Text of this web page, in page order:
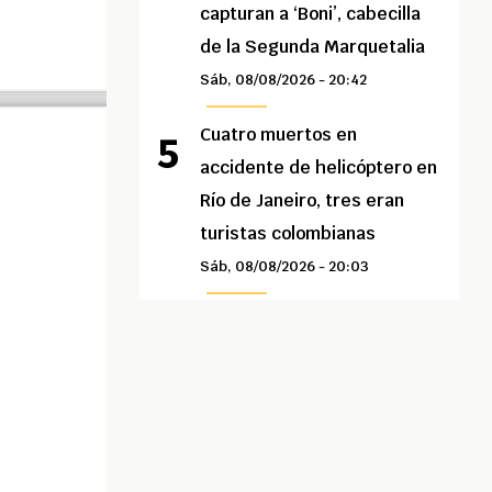
capturan a ‘Boni’, cabecilla
de la Segunda Marquetalia
Sáb, 08/08/2026 - 20:42
Cuatro muertos en
accidente de helicóptero en
Río de Janeiro, tres eran
turistas colombianas
Sáb, 08/08/2026 - 20:03